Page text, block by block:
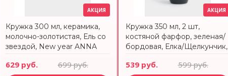
АКЦИЯ
Кружка 300 мл, керамика,
молочно-золотистая, Ель со
звездой, New year ANNA
629 руб. 699 руб.
АКЦИЯ
Кружка 350 мл, 2 шт,
костяной фарфор, зеленая/
бордовая, Елка/Щелкунчик,
539 руб. 599 руб.